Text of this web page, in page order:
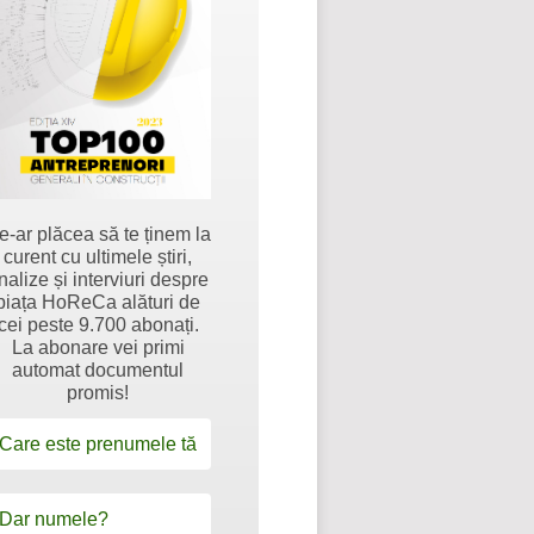
ar plăcea să te ținem la
curent cu ultimele știri,
și interviuri despre
HoReCa alături de
peste 9.700 abonați.
La abonare vei primi
automat documentul
promis!